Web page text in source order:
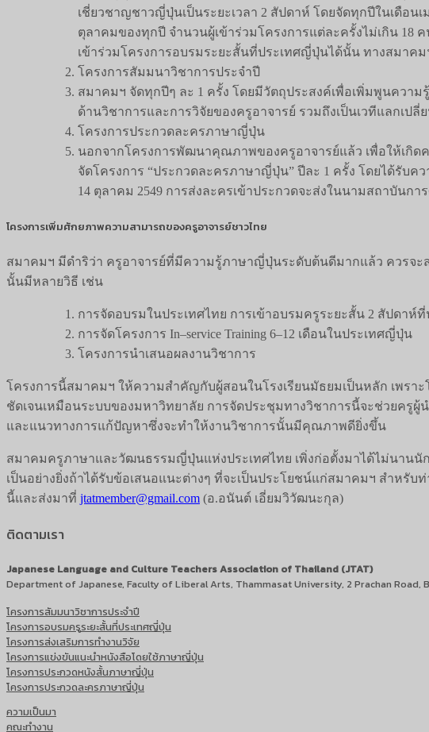
เชี่ยวชาญชาวญี่ปุ่นเป็นระยะเวลา 2 สัปดาห์ โดยจัดทุกปีในเดือ
ตุลาคมของทุกปี จำนวนผู้เข้าร่วมโครงการแต่ละครั้งไม่เกิน
เข้าร่วมโครงการอบรมระยะสั้นที่ประเทศญี่ปุ่นได้นั้น ทางสมาค
โครงการสัมมนาวิชาการประจำปี
สมาคมฯ จัดทุกปีๆ ละ 1 ครั้ง โดยมีวัตถุประสงค์เพื่อเพิ่มพูนคว
ด้านวิชาการและการวิจัยของครูอาจารย์ รวมถึงเป็นเวทีแลกเป
โครงการประกวดละครภาษาญี่ปุ่น
นอกจากโครงการพัฒนาคุณภาพของครูอาจารย์แล้ว เพื่อให้เกิ
จัดโครงการ “ประกวดละครภาษาญี่ปุ่น” ปีละ 1 ครั้ง โดยได้รับ
14 ตุลาคม 2549 การส่งละครเข้าประกวดจะส่งในนามสถาบันก
โครงการเพิ่มศักยภาพความสามารถของครูอาจารย์ชาวไทย
สมาคมฯ มีดำริว่า ครูอาจารย์ที่มีความรู้ภาษาญี่ปุ่นระดับต้นดีมากแล้ว ควรจะ
นั้นมีหลายวิธี เช่น
การจัดอบรมในประเทศไทย การเข้าอบรมครูระยะสั้น 2 สัปดาห์
การจัดโครงการ In–service Training 6–12 เดือนในประเทศญี่ปุ่น
โครงการนำเสนอผลงานวิชาการ
โครงการนี้สมาคมฯ ให้ความสำคัญกับผู้สอนในโรงเรียนมัธยมเป็นหลัก เพราะ
ชัดเจนเหมือนระบบของมหาวิทยาลัย การจัดประชุมทางวิชาการนี้จะช่วยครู
และแนวทางการแก้ปัญหาซึ่งจะทำให้งานวิชาการนั้นมีคุณภาพดียิ่งขึ้น
สมาคมครูภาษาและวัฒนธรรมญี่ปุ่นแห่งประเทศไทย เพิ่งก่อตั้งมาได้ไม่นาน
เป็นอย่างยิ่งถ้าได้รับข้อเสนอแนะต่างๆ ที่จะเป็นประโยชน์แก่สมาคมฯ สำหรั
นี้และส่งมาที่ jtatmember@gmail.com (อ.อนันต์ เอี่ยมวิวัฒนะกุล)
ติดตามเรา
Japanese Language and Culture Teachers Association of Thailand (JTAT)
Department of Japanese, Faculty of Liberal Arts, Thammasat University, 2 Prachan Road,
โครงการสัมมนาวิชาการประจำปี
โครงการอบรมครูระยะสั้นที่ประเทศญี่ปุ่น
โครงการส่งเสริมการทำงานวิจัย
โครงการแข่งขันแนะนำหนังสือโดยใช้ภาษาญี่ปุ่น
โครงการประกวดหนังสั้นภาษาญี่ปุ่น
โครงการประกวดละครภาษาญี่ปุ่น
ความเป็นมา
คณะทำงาน